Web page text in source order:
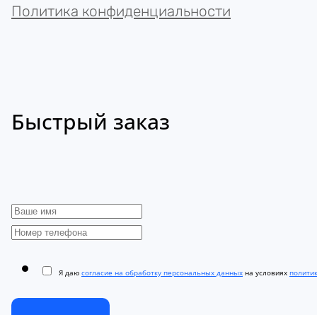
Политика конфиденциальности
Быстрый заказ
Я даю согласие на обработку персональных данных на условиях